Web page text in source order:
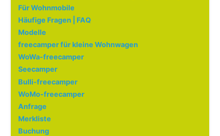
Für Wohnmobile
Häufige Fragen | FAQ
Modelle
freecamper für kleine Wohnwagen
WoWa-freecamper
Seecamper
Bulli-freecamper
WoMo-freecamper
Anfrage
Merkliste
Buchung